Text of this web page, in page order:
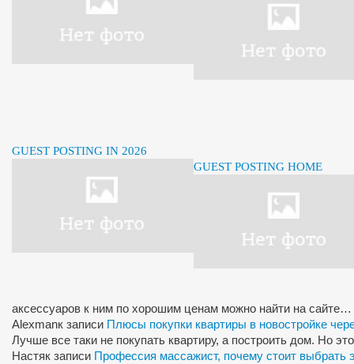
GUEST POSTING IN 2026
GUEST POSTING HOME
аксессуаров к ним по хорошим ценам можно найти на сайте…
Alexmanк записи Плюсы покупки квартиры в новостройке
Лучше все таки не покупать квартиру, а построить дом. Но
Настяк записи Профессия массажист, почему стоит выбрать